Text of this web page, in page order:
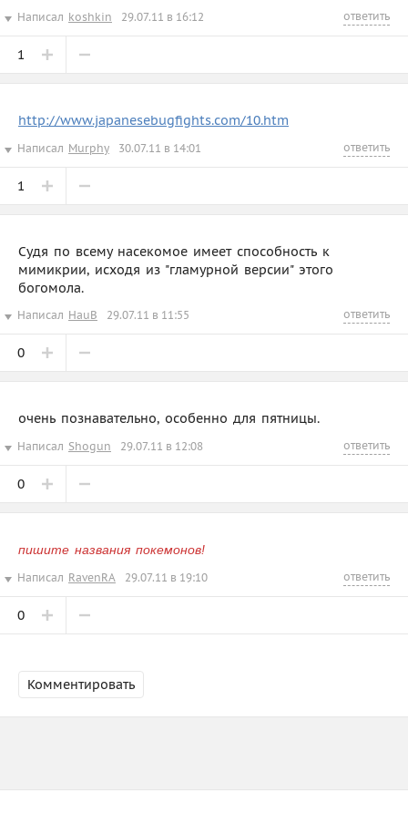
Написал koshkin 29.07.11 в 16:12 ответить
1
http://www.japanesebugfights.com/10.htm
Написал Murphy 30.07.11 в 14:01 ответить
1
Судя по всему насекомое имеет способность к
мимикрии, исходя из "гламурной версии" этого
богомола.
Написал HauB 29.07.11 в 11:55 ответить
0
очень познавательно, особенно для пятницы.
Написал Shogun 29.07.11 в 12:08 ответить
0
пишите названия покемонов!
Написал RavenRA 29.07.11 в 19:10 ответить
0
Комментировать